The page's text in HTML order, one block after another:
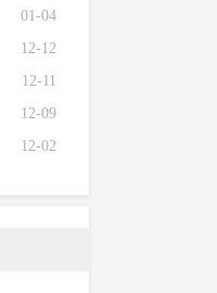
01-04
12-12
12-11
12-09
12-02